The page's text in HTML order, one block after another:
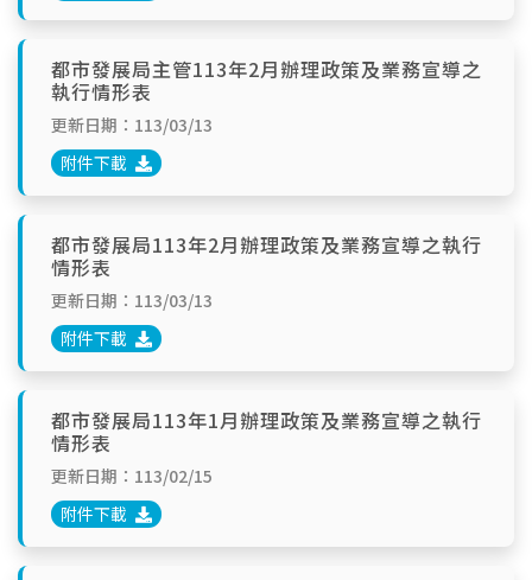
都市發展局主管113年2月辦理政策及業務宣導之
執行情形表
更新日期：113/03/13
附件下載
都市發展局113年2月辦理政策及業務宣導之執行
情形表
更新日期：113/03/13
附件下載
都市發展局113年1月辦理政策及業務宣導之執行
情形表
更新日期：113/02/15
附件下載